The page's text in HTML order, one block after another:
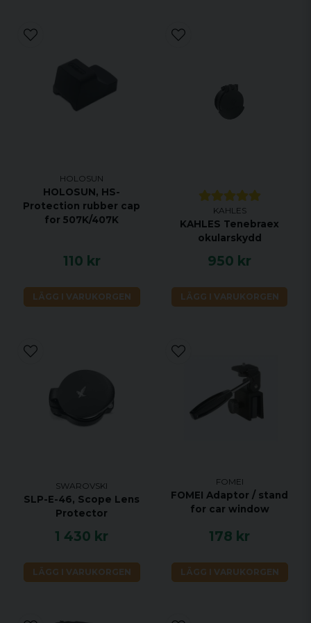
HOLOSUN
HOLOSUN, HS-
Protection rubber cap
for 507K/407K
110 kr
LÄGG I VARUKORGEN
KAHLES
KAHLES Tenebraex
okularskydd
950 kr
LÄGG I VARUKORGEN
SWAROVSKI
SLP-E-46, Scope Lens
Protector
1 430 kr
LÄGG I VARUKORGEN
FOMEI
FOMEI Adaptor / stand
for car window
178 kr
LÄGG I VARUKORGEN